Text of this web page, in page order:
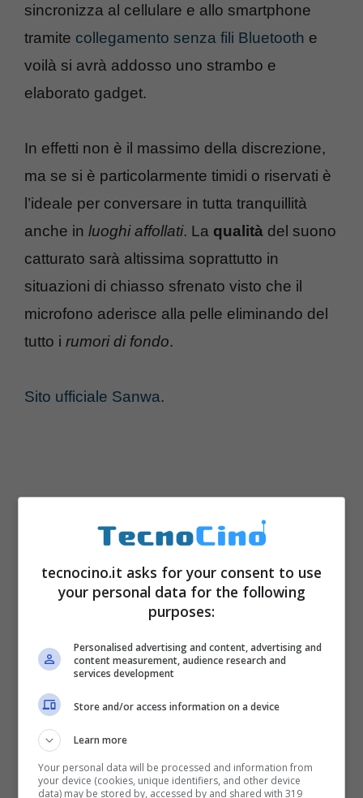
sincronizza al cellulare e allo smartphone
tramite collegamento senza fili Bluetooth e
voilà si avrà addosso uno strambo e
elaborato gadget.
In effetti non è il massimo della discrezione,
ma se si è particolarmente timidi o riservati è
l’ideale per conversare in tutta tranquillità
anche in luoghi affollati. La qualità del suono
catturato sarà altissima soprattutto in
situazioni di chiasso sfrenato visto che il
microfono aderisce alla pelle eliminando del
tutto i rumori di fondo.
Sito ufficiale Sanwa.
tecnocino.it asks for your consent to use
your personal data for the following
purposes:
Personalised advertising and content, advertising and
content measurement, audience research and
services development
Store and/or access information on a device
Learn more
Your personal data will be processed and information from
your device (cookies, unique identifiers, and other device
data) may be stored by, accessed by and shared with 319